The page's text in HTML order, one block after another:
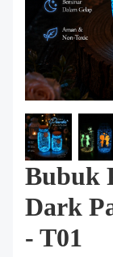
Bubuk
Dark
- T01